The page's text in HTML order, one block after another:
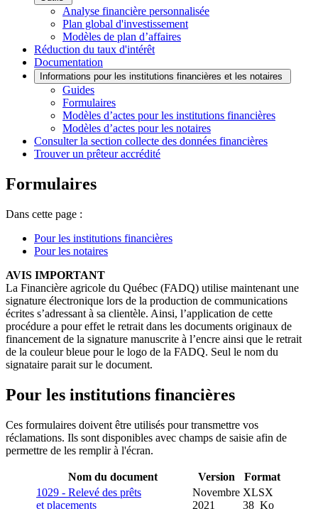
Analyse financière personnalisée
Plan global d'investissement
Modèles de plan d’affaires
Réduction du taux d'intérêt
Documentation
Informations pour les institutions financières et les notaires
Guides
Formulaires
Modèles d’actes pour les institutions financières
Modèles d’actes pour les notaires
Consulter la section collecte des données financières
Trouver un prêteur accrédité
Formulaires
Dans cette page :
Pour les institutions financières
Pour les notaires
AVIS IMPORTANT
La Financière agricole du Québec (FADQ) utilise maintenant une
signature électronique lors de la production de communications
écrites s’adressant à sa clientèle. Ainsi, l’application de cette
procédure a pour effet le retrait dans les documents originaux de
financement de la signature manuscrite à l’encre ainsi que le retrait
de la couleur bleue pour le logo de la FADQ. Seul le nom du
signataire parait sur le document.
Pour les institutions financières
Ces formulaires doivent être utilisés pour transmettre vos
réclamations. Ils sont disponibles avec champs de saisie afin de
permettre de les remplir à l'écran.
Nom du document Version
Format
1029 - Relevé des prêts
et placements
Novembre
2021
XLSX
38 Ko